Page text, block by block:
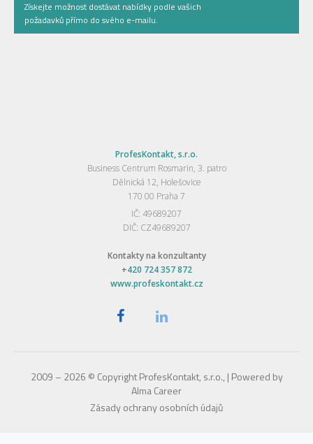
Získejte možnost dostávat nabídky podle vašich
požadavků přímo do svého e-mailu.
ProfesKontakt, s.r.o.
Business Centrum Rosmarin, 3. patro
Dělnická 12, Holešovice
170 00 Praha 7
IČ: 49689207
DIČ: CZ49689207
Kontakty na konzultanty
+420 724 357 872
www.profeskontakt.cz
2009 – 2026 © Copyright ProfesKontakt, s.r.o., | Powered by
Alma Career
Zásady ochrany osobních údajů